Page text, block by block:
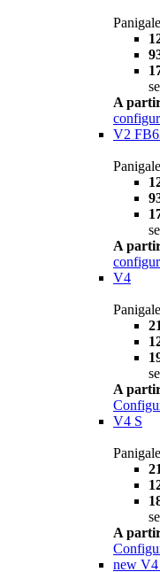
A
V2
A
V4
A
V4 S
A
new V4